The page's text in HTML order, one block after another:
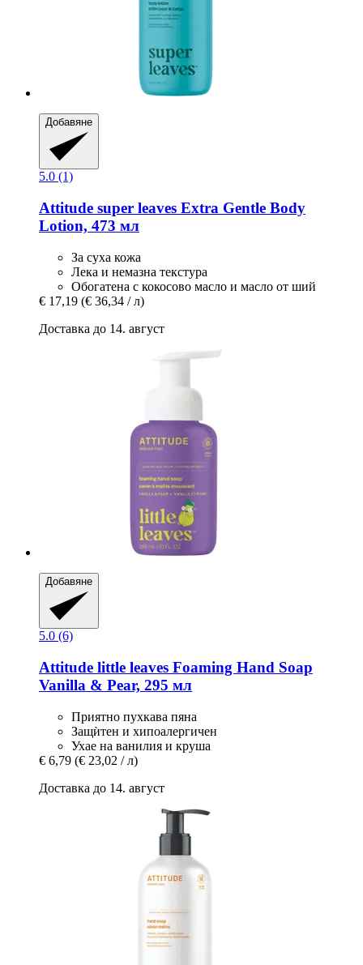
Добавяне
5.0 (1)
Attitude super leaves Extra Gentle Body
Lotion, 473 мл
За суха кожа
Лека и немазна текстура
Обогатена с кокосово масло и масло от ший
€ 17,19 (€ 36,34 / л)
Доставка до 14. август
Добавяне
5.0 (6)
Attitude little leaves Foaming Hand Soap
Vanilla & Pear, 295 мл
Приятно пухкава пяна
Защѝтен и хипоалергичен
Ухае на ванилия и круша
€ 6,79 (€ 23,02 / л)
Доставка до 14. август